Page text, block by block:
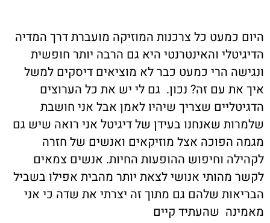
היום כמעט כל צרכנות המוזיקה מועברת דרך המדיה
הדיגיטלי והאינטרנטי היא גם הרבה יותר חופשית
ונגישה הרי כמעט כבר לא מוציאים דיסקים למשל
איך את עם זה? נכון. גם לי יש את כל הערוצים
הדגיטליים שצריך שיהיו לאמן אבל אני חושבת
שלמרות שאנחנו בעידן של דיגיטל אני רואה שיש גם
מגמה הפוכה אצל מוזיקאים ואנשים של חזרה
לקהילה וחיפוש ההופעות החיות. אנשים צמאים
לקשר מהותי אנושי לצאת יותר מהבית אפילו בשביל
הבריאות שלהם גם מתוך זה יצרתי את שדה כי אני
מאמינה שהעתיד קיים